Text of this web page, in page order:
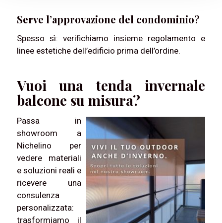
Serve l’approvazione del condominio?
Spesso sì: verifichiamo insieme regolamento e
linee estetiche dell’edificio prima dell’ordine.
Vuoi una tenda invernale
balcone su misura?
Passa in
showroom a
Nichelino per
vedere materiali
e soluzioni reali e
ricevere una
consulenza
personalizzata:
trasformiamo il